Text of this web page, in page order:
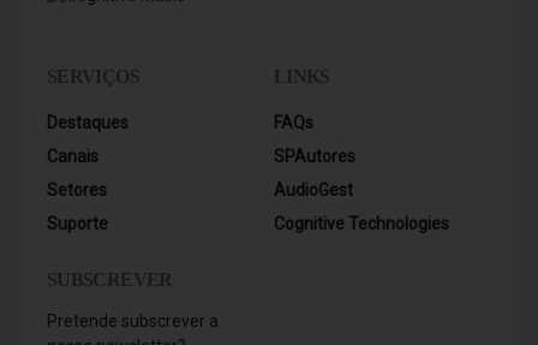
SERVIÇOS
Destaques
Canais
Setores
Suporte
LINKS
FAQs
SPAutores
AudioGest
Cognitive Technologies
SUBSCREVER
Pretende subscrever a